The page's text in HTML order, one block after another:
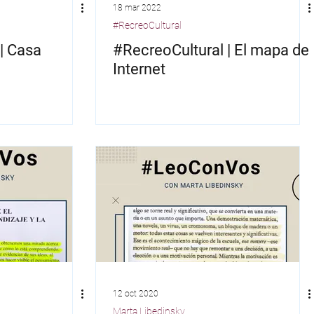
Casa
18 mar 2022
#RecreoCultural
#RecreoCultural | El mapa de
Internet
12 oct 2020
Marta Libedinsky